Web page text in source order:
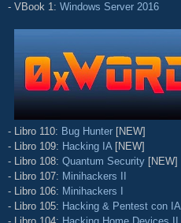
- VBook 1: Windows Server 2016
- Libro 110: Bug Hunter [NEW]
- Libro 109: Hacking IA [NEW]
- Libro 108: Quantum Security [NEW]
- Libro 107: Minihackers II
- Libro 106: Minihackers I
- Libro 105: Hacking & Pentest con IA